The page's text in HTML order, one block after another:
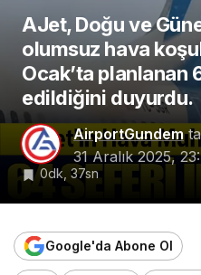
AJet, Doğu ve
olumsuz hava
Ocak’ta planlanan
edildiğini duyurdu.
AirportGundem
31 Aralık 2025,
0dk, 37sn
Google'da Abone Ol